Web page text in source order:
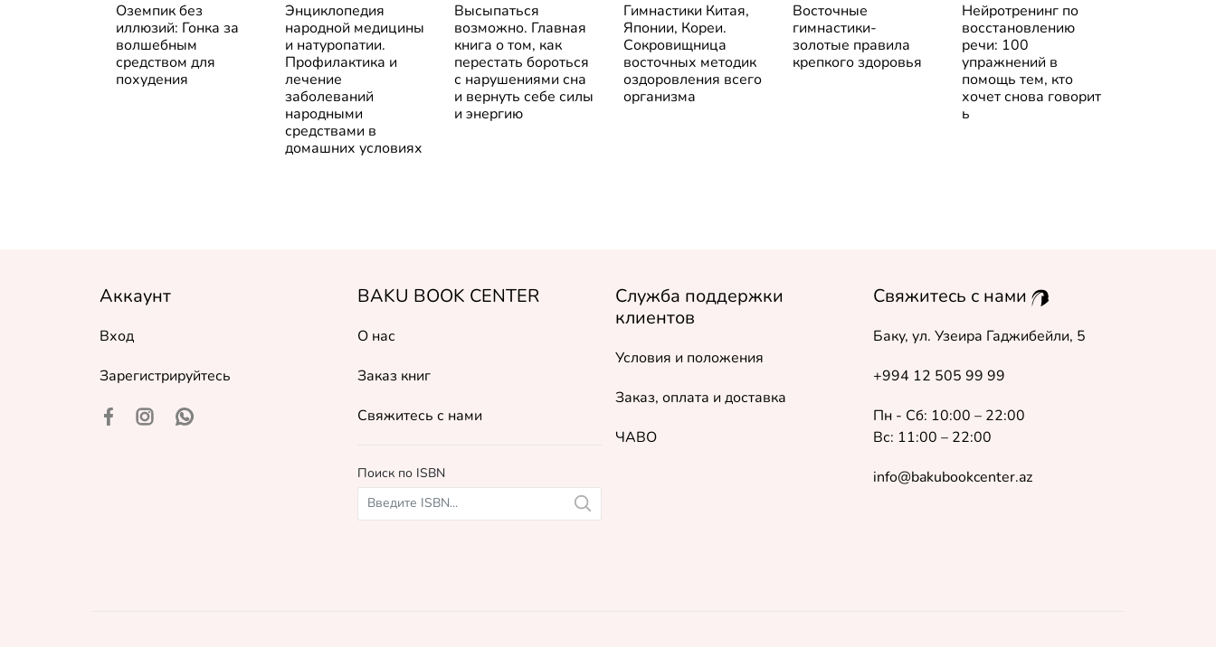
Оземпик без
иллюзий: Гонка за
волшебным
средством для
похудения
Энциклопедия
народной медицины
и натуропатии.
Профилактика и
лечение
заболеваний
народными
средствами в
домашних условиях
Высыпаться
возможно. Главная
книга о том, как
перестать бороться
с нарушениями сна
и вернуть себе силы
и энергию
Гимнастики Китая,
Японии, Кореи.
Сокровищница
восточных методик
оздоровления всего
организма
Восточные
гимнастики-
золотые правила
крепкого здоровья
Нейротренинг по
восстановлению
речи: 100
упражнений в
помощь тем, кто
хочет снова говорит
ь
Аккаунт
Вход
Зарегистрируйтесь
BAKU BOOK CENTER
О нас
Заказ книг
Свяжитесь с нами
Поиск по ISBN
Служба поддержки
клиентов
Условия и положения
Заказ, оплата и доставка
ЧАВО
Свяжитесь с нами
Баку, ул. Узеира Гаджибейли, 5
+994 12 505 99 99
Пн - Сб: 10:00 – 22:00
Вс: 11:00 – 22:00
info@bakubookcenter.az